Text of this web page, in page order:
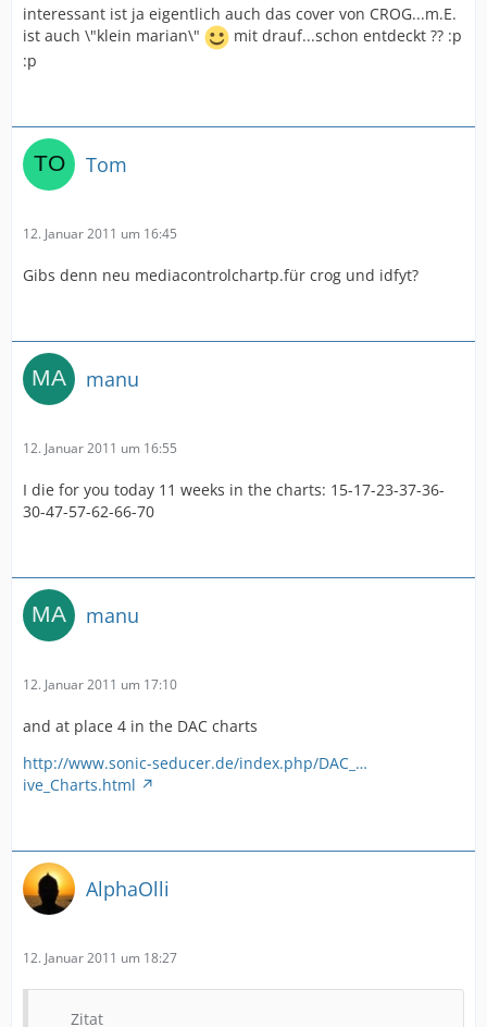
interessant ist ja eigentlich auch das cover von CROG...m.E.
ist auch \"klein marian\"
mit drauf...schon entdeckt ?? :p
:p
Tom
12. Januar 2011 um 16:45
Gibs denn neu mediacontrolchartp.für crog und idfyt?
manu
12. Januar 2011 um 16:55
I die for you today 11 weeks in the charts: 15-17-23-37-36-
30-47-57-62-66-70
manu
12. Januar 2011 um 17:10
and at place 4 in the DAC charts
http://www.sonic-seducer.de/index.php/DAC_…
ive_Charts.html
AlphaOlli
12. Januar 2011 um 18:27
Zitat